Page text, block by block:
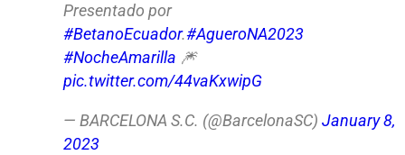
Presentado por
#BetanoEcuador.#AgueroNA2023
#NocheAmarilla 🎆
pic.twitter.com/44vaKxwipG
— BARCELONA S.C. (@BarcelonaSC) January 8,
2023